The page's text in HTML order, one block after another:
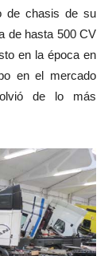
de chasis de su
de hasta 500 CV
en la época en
en el mercado
de lo más